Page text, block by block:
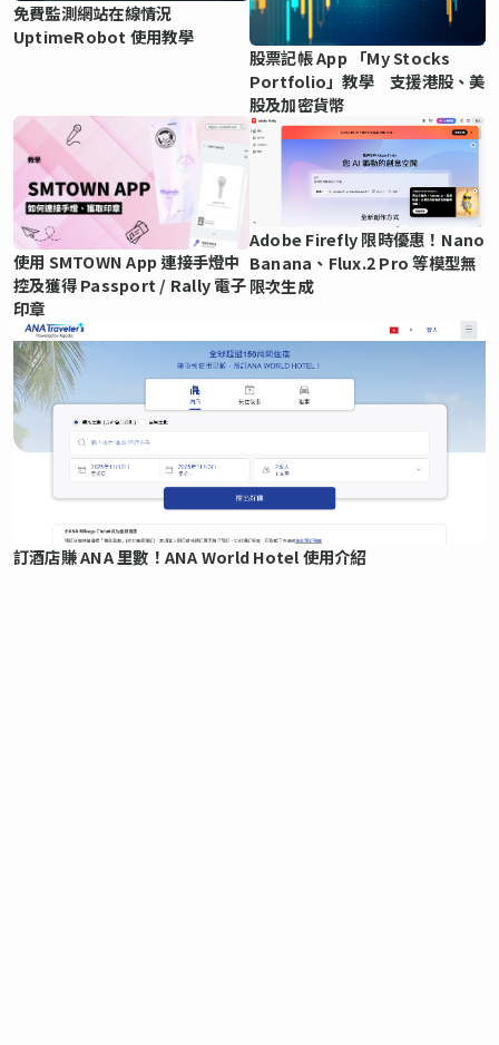
免費監測網站在線情況
UptimeRobot 使用教學
股票記帳 App 「My Stocks
Portfolio」教學 支援港股、美
股及加密貨幣
使用 SMTOWN App 連接手燈中
控及獲得 Passport / Rally 電子
印章
Adobe Firefly 限時優惠！Nano
Banana、Flux.2 Pro 等模型無
限次生成
訂酒店賺 ANA 里數！ANA World Hotel 使用介紹